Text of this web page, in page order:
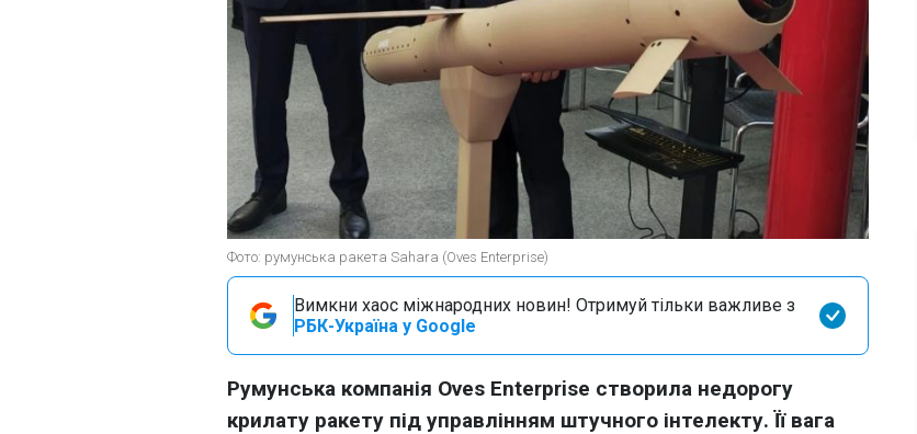
Фото: румунська ракета Sahara (Oves Enterprise)
Вимкни хаос міжнародних новин! Отримуй тільки важливе з
РБК-Україна у Google
Румунська компанія Oves Enterprise створила недорогу
крилату ракету під управлінням штучного інтелекту. Її вага